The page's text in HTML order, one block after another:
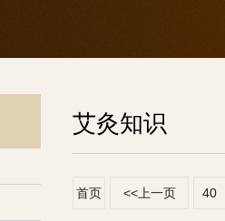
艾灸知识
首页 <<上一页 40